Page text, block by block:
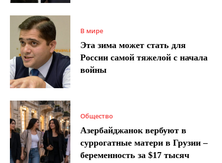
В мире
Эта зима может стать для
России самой тяжелой с начала
войны
Общество
Азербайджанок вербуют в
суррогатные матери в Грузии –
беременность за $17 тысяч